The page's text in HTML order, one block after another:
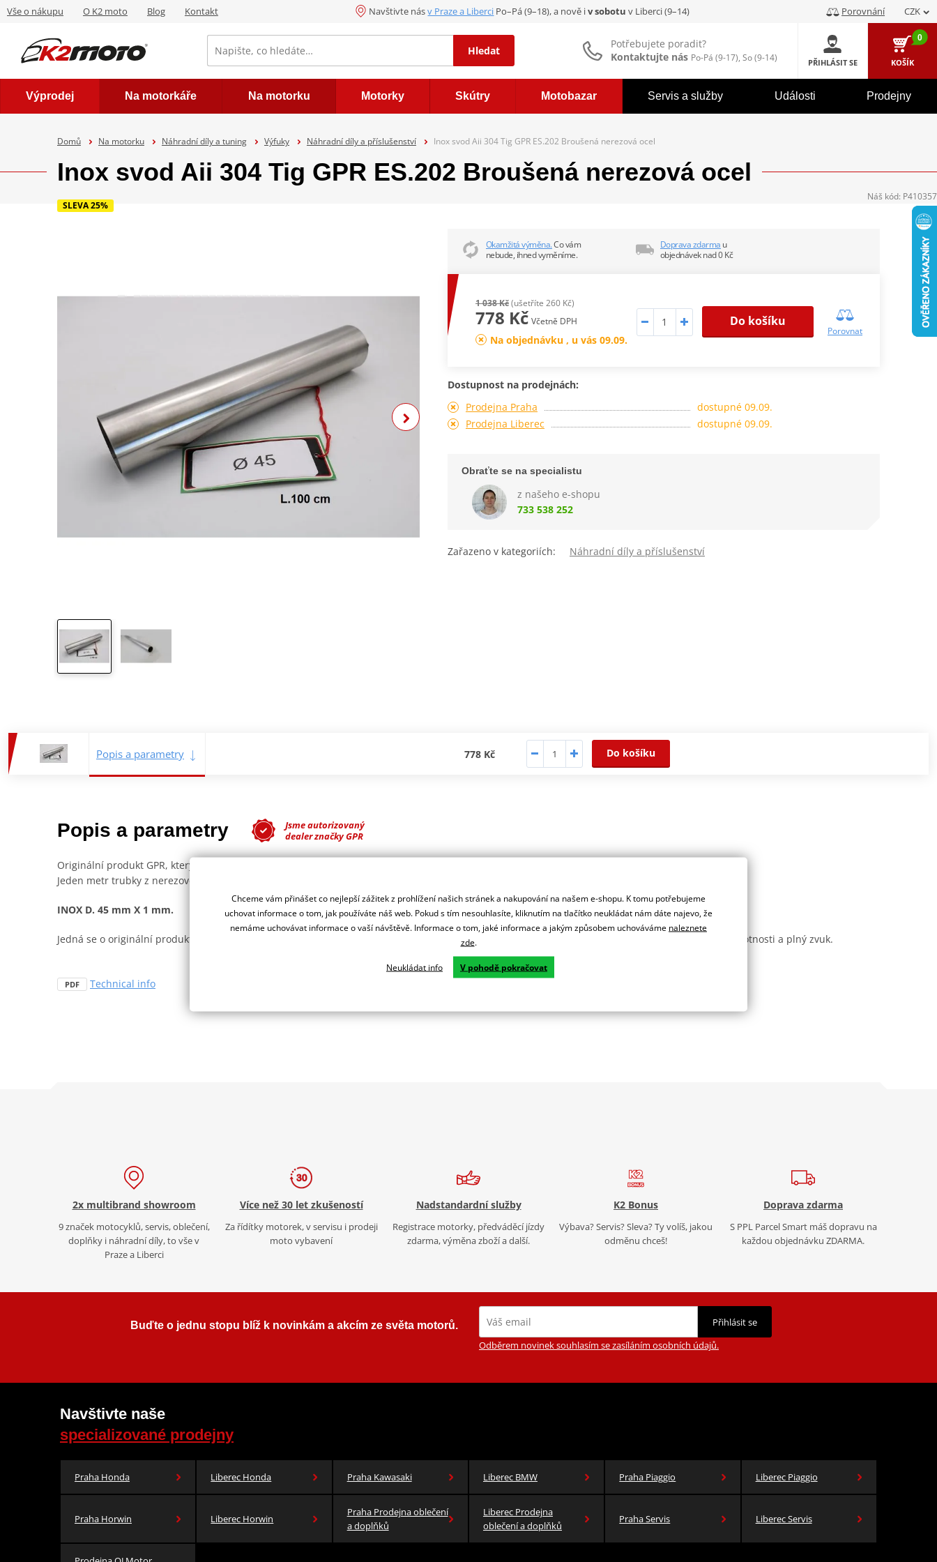
Vše o nákupu O K2 moto Blog Kontakt Navštivte násv Praze a Liberci Po–Pá (9–18), a nově iv sobotu v Liberci (9–14) Porovnání CZK
Hledat
Potřebujete poradit?
Kontaktujte nás Po-Pá (9-17), So (9-14) PŘIHLÁSIT SE
0
KOŠÍK
Výprodej Na motorkáře Na motorku Motorky Skútry Motobazar Servis a služby Události Prodejny
Domů Na motorku Náhradní díly a tuning Výfuky Náhradní díly a příslušenství Inox svod Aii 304 Tig GPR ES.202 Broušená nerezová ocel
Inox svod Aii 304 Tig GPR ES.202 Broušená nerezová ocel
SLEVA 25%
Okamžitá výměna.Co vám
nebude, ihned vyměníme.
Doprava zdarma u
objednávek nad 0 Kč
1 038 Kč(ušetříte 260 Kč)
778 Kč Včetně DPH
Na objednávku , u vás 09.09.
Do košíku
Porovnat
Dostupnost na prodejnách:
Prodejna Praha
dostupné 09.09.
Prodejna Liberec
dostupné 09.09.
Obraťte se na specialistu
z našeho e-shopu
733 538 252
Zařazeno v kategoriích: Náhradní díly a příslušenství
Popis a parametry 778 Kč Do košíku
Popis a parametry
Jsme autorizovaný
dealer značky GPR
Originální produkt GPR, který byl vyvinut na základě zkušeností GPR z mistrovství světa.
Jeden metr trubky z nerezové oceli.
INOX D. 45 mm X 1 mm.
Jedná se o originální produkt GPR, který byl vyvinut na základě zkušeností GPR z mistrovství světa. Nabízí inovativní design, lepší výkon, úsporu hmotnosti a plný zvuk.
PDF Technical info
Náš kód: P410357
2x multibrand showroom
9 značek motocyklů, servis, oblečení,
doplňky i náhradní díly, to vše v
Praze a Liberci
Více než 30 let zkušeností
Za řídítky motorek, v servisu i prodeji
moto vybavení
Nadstandardní služby
Registrace motorky, předváděcí jízdy
zdarma, výměna zboží a další.
K2 Bonus
Výbava? Servis? Sleva? Ty volíš, jakou
odměnu chceš!
Doprava zdarma
S PPL Parcel Smart máš dopravu na
každou objednávku ZDARMA.
Buďte o jednu stopu blíž k novinkám a akcím ze světa motorů.
Přihlásit se
Odběrem novinek souhlasím se zasíláním osobních údajů.
Navštivte naše
specializované prodejny
Praha Honda Liberec Honda Praha Kawasaki Liberec BMW Praha Piaggio Liberec Piaggio
Praha Horwin Liberec Horwin
Praha Prodejna oblečení
a doplňků
Liberec Prodejna
oblečení a doplňků
Praha Servis Liberec Servis
Chceme vám přinášet co nejlepší zážitek z prohlížení našich stránek a nakupování na našem e-shopu. K tomu potřebujeme
uchovat informace o tom, jak používáte náš web. Pokud s tím nesouhlasíte, kliknutím na tlačítko neukládat nám dáte najevo, že
nemáme uchovávat informace o vaší návštěvě. Informace o tom, jaké informace a jakým způsobem uchováváme naleznete
zde.
Neukládat info V pohodě pokračovat